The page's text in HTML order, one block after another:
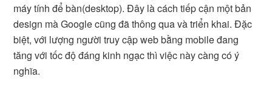
máy tính để bàn(desktop). Đây là cách tiếp cận một bản
design mà Google cũng đã thông qua và triển khai. Đặc
biệt, với lượng người truy cập web bằng mobile đang
tăng với tốc độ đáng kinh ngạc thì việc này càng có ý
nghĩa.